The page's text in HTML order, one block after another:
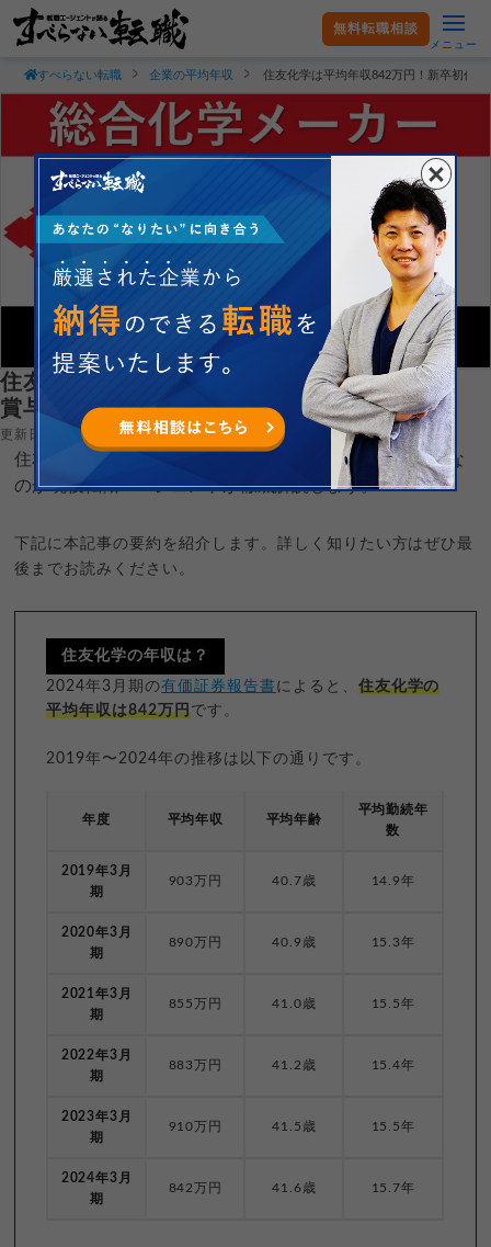
無料転職相談
メニュー
すべらない転職 企業の平均年収 住友化学は平均年収842万円！新卒初任
住友化学は平均年収842万円！新卒初任給・
賞与ボーナスや残業時間も紹介！
更新日：2025.03.25
住友化学株式会社の平均年収や新卒初任給がどれぐらいな
のか現役転職エージェントが徹底解説します。
下記に本記事の要約を紹介します。詳しく知りたい方はぜひ最
後までお読みください。
住友化学の年収は？
2024年3月期の有価証券報告書によると、 住友化学の
平均年収は842万円です。
2019年〜2024年の推移は以下の通りです。
年度 平均年収 平均年齢
平均勤続年
数
2019年3月
期
903万円 40.7歳 14.9年
2020年3月
期
890万円 40.9歳 15.3年
2021年3月
期
855万円 41.0歳 15.5年
2022年3月
期
883万円 41.2歳 15.4年
2023年3月
期
910万円 41.5歳 15.5年
2024年3月
期
842万円 41.6歳 15.7年